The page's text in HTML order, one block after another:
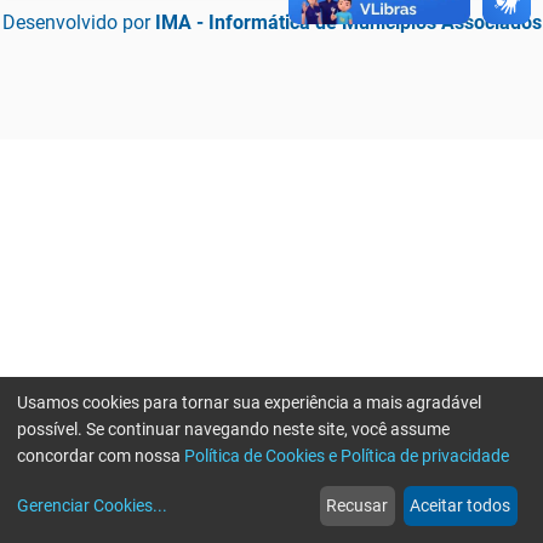
Desenvolvido por IMA - Informática de Municípios Associados
web
Notícias
more_horiz
Mais
Usamos cookies para tornar sua experiência a mais agradável
possível. Se continuar navegando neste site, você assume
concordar com nossa Política de Cookies e Política de privacidade
Gerenciar Cookies... Recusar Aceitar todos
Erro ao enviar informações, por favor tente novamente